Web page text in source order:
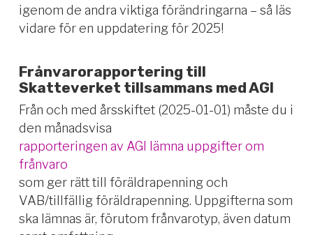
igenom de andra viktiga förändringarna – så läs
vidare för en uppdatering för 2025!
Frånvarorapportering till
Skatteverket tillsammans med AGI
Från och med årsskiftet (2025-01-01) måste du i
den månadsvisa
rapporteringen av AGI lämna uppgifter om
frånvaro
som ger rätt till föräldrapenning och
VAB/tillfällig föräldrapenning. Uppgifterna som
ska lämnas är, förutom frånvarotyp, även datum